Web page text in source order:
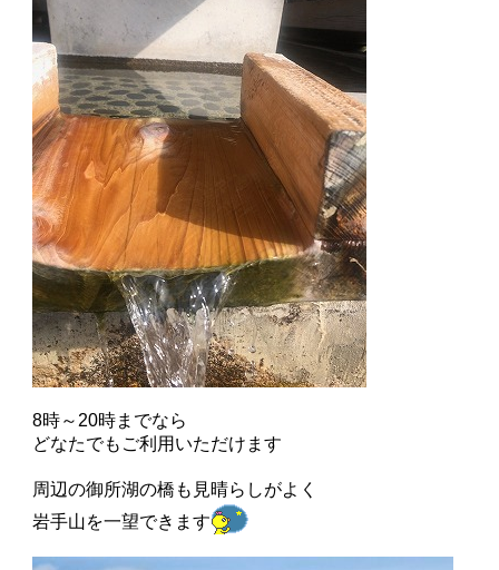
8時～20時までなら
どなたでもご利用いただけます
周辺の御所湖の橋も見晴らしがよく
岩手山を一望できます